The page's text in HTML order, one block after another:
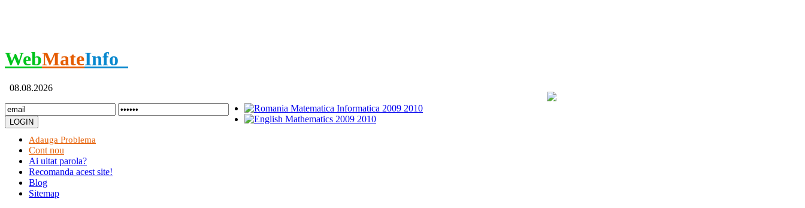
WebMateInfo
08.08.2026
Adauga Problema
Cont nou
Ai uitat parola?
Recomanda acest site!
Blog
Sitemap